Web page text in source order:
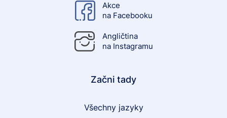
Akce
na Facebooku
Angličtina
na Instagramu
Začni tady
Všechny jazyky